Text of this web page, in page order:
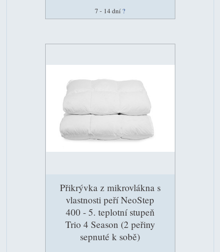
7 - 14 dní ?
Přikrývka z mikrovlákna s
vlastnosti peří NeoStep
400 - 5. teplotní stupeň
Trio 4 Season (2 peřiny
sepnuté k sobě)